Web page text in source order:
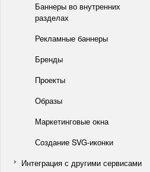
Баннеры во внутренних
разделах
Рекламные баннеры
Бренды
Проекты
Образы
Маркетинговые окна
Создание SVG-иконки
Интеграция с другими сервисами